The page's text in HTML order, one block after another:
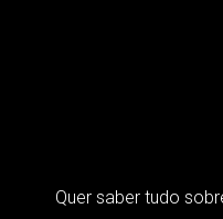
Quer saber tudo